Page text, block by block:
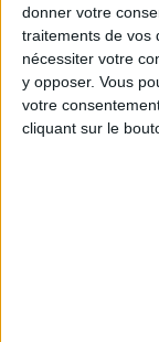
donner votre
traitements de vos
nécessiter votre
y opposer. Vous
votre
cliquant sur le